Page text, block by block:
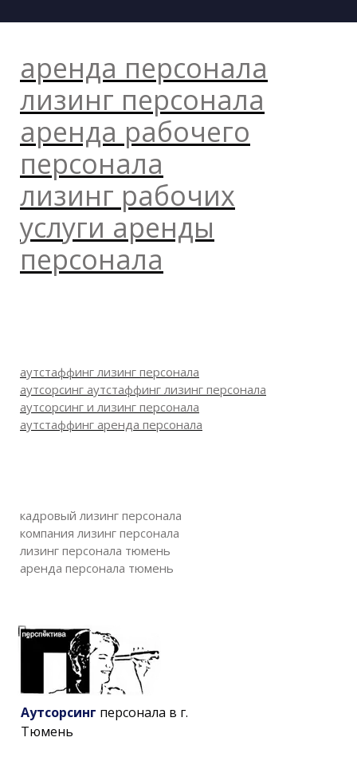
аренда персонала
лизинг персонала
аренда рабочего
персонала
лизинг рабочих
услуги аренды
персонала
аутстаффинг лизинг персонала
аутсорсинг аутстаффинг лизинг персонала
аутсорсинг и лизинг персонала
аутстаффинг аренда персонала
кадровый лизинг персонала
компания лизинг персонала
лизинг персонала тюмень
аренда персонала тюмень
Аутсорсинг персонала в г.
Тюмень